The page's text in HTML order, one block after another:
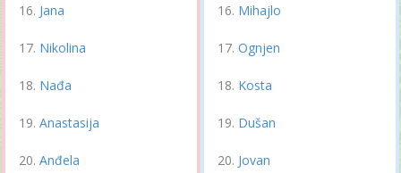
Jana
Nikolina
Nađa
Anastasija
Anđela
Mihajlo
Ognjen
Kosta
Dušan
Jovan